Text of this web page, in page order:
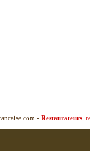
- Restaurateurs ,